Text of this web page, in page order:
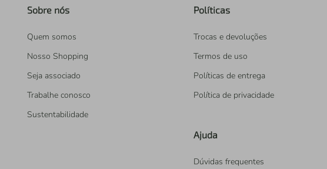
Sobre nós
Quem somos
Nosso Shopping
Seja associado
Trabalhe conosco
Sustentabilidade
Políticas
Trocas e devoluções
Termos de uso
Políticas de entrega
Política de privacidade
Ajuda
Dúvidas frequentes